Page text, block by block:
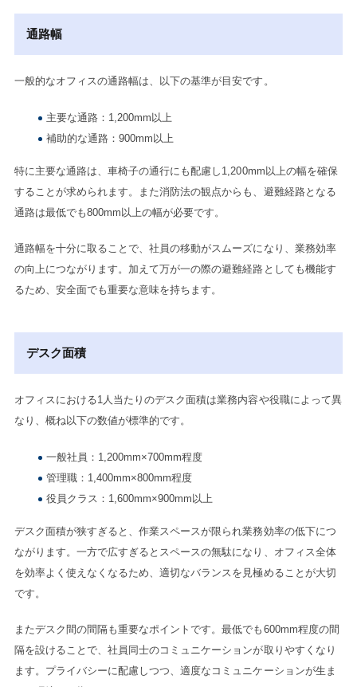
通路幅
一般的なオフィスの通路幅は、以下の基準が目安です。
主要な通路：1,200mm以上
補助的な通路：900mm以上
特に主要な通路は、車椅子の通行にも配慮し1,200mm以上の幅を確保
することが求められます。また消防法の観点からも、避難経路となる
通路は最低でも800mm以上の幅が必要です。
通路幅を十分に取ることで、社員の移動がスムーズになり、業務効率
の向上につながります。加えて万が一の際の避難経路としても機能す
るため、安全面でも重要な意味を持ちます。
デスク面積
オフィスにおける1人当たりのデスク面積は業務内容や役職によって異
なり、概ね以下の数値が標準的です。
一般社員：1,200mm×700mm程度
管理職：1,400mm×800mm程度
役員クラス：1,600mm×900mm以上
デスク面積が狭すぎると、作業スペースが限られ業務効率の低下につ
ながります。一方で広すぎるとスペースの無駄になり、オフィス全体
を効率よく使えなくなるため、適切なバランスを見極めることが大切
です。
またデスク間の間隔も重要なポイントです。最低でも600mm程度の間
隔を設けることで、社員同士のコミュニケーションが取りやすくなり
ます。プライバシーに配慮しつつ、適度なコミュニケーションが生ま